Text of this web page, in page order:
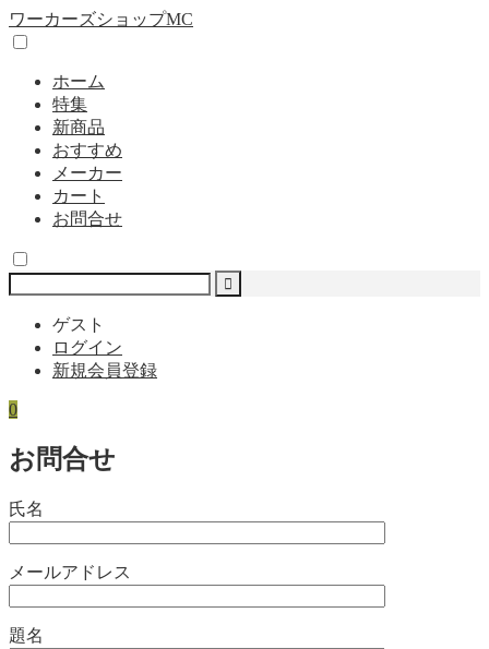
ワーカーズショップMC
ホーム
特集
新商品
おすすめ
メーカー
カート
お問合せ
ゲスト
ログイン
新規会員登録
0
お問合せ
氏名
メールアドレス
題名